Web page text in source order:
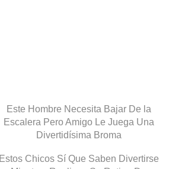
Este Hombre Necesita Bajar De la
Escalera Pero Amigo Le Juega Una
Divertidísima Broma
Estos Chicos Sí Que Saben Divertirse